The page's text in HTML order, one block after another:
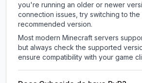
you're running an older or newer
connection issues, try switching to
recommended version.
Most modern Minecraft servers
but always check the supported
ensure compatibility with your game